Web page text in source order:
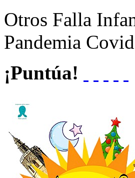
Otros Falla
Pandemia
¡Puntúa!